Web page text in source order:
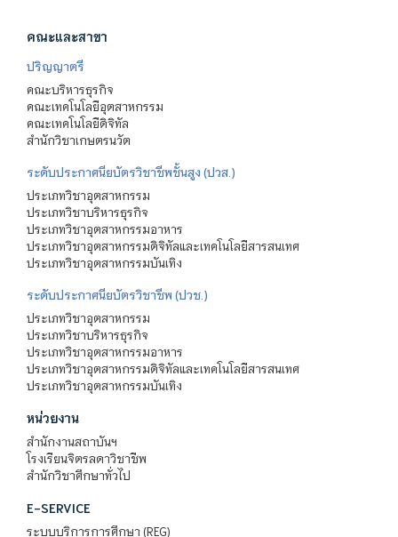
คณะและสาขา
ปริญญาตรี
คณะบริหารธุรกิจ
คณะเทคโนโลยีอุตสาหกรรม
คณะเทคโนโลยีดิจิทัล
สำนักวิชาเกษตรนวัต
ระดับประกาศนียบัตรวิชาชีพชั้นสูง (ปวส.)
ประเภทวิชาอุตสาหกรรม
ประเภทวิชาบริหารธุรกิจ
ประเภทวิชาอุตสาหกรรมอาหาร
ประเภทวิชาอุตสาหกรรมดิจิทัลและเทคโนโลยีสารสนเทศ
ประเภทวิชาอุตสาหกรรมบันเทิง
ระดับประกาศนียบัตรวิชาชีพ (ปวช.)
ประเภทวิชาอุตสาหกรรม
ประเภทวิชาบริหารธุรกิจ
ประเภทวิชาอุตสาหกรรมอาหาร
ประเภทวิชาอุตสาหกรรมดิจิทัลและเทคโนโลยีสารสนเทศ
ประเภทวิชาอุตสาหกรรมบันเทิง
หน่วยงาน
สำนักงานสถาบันฯ
โรงเรียนจิตรลดาวิชาชีพ
สำนักวิชาศึกษาทั่วไป
E-SERVICE
ระบบบริการการศึกษา (REG)